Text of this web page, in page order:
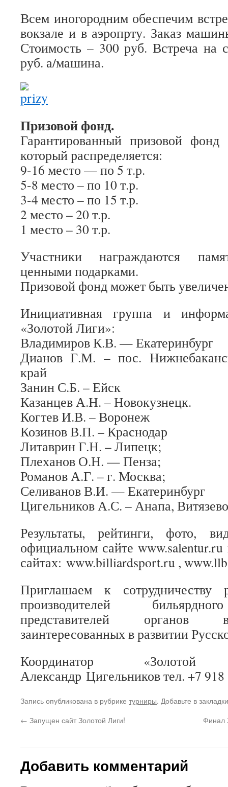
Всем иногородним обеспечим
вокзале и в аэропрту. Заказ
Стоимость – 300 руб. Встреча на
руб. а/машина.
Призовой фонд.
Гарантированный призовой
который распределяется:
9-16 место — по 5 т.р.
5-8 место – по 10 т.р.
3-4 место – по 15 т.р.
2 место – 20 т.р.
1 место – 30 т.р.
Участники награждаются
ценными подарками.
Призовой фонд может быть
Инициативная группа и
«Золотой Лиги»:
Владимиров К.В. — Екатеринбург
Дианов Г.М. – пос.
край
Занин С.Б. – Ейск
Казанцев А.Н. – Новокузнецк.
Когтев И.В. – Воронеж
Козинов В.П. – Краснодар
Литаврин Г.Н. – Липецк;
Плеханов О.Н. — Пенза;
Романов А.Г. – г. Москва;
Селиванов В.И. — Екатеринбург
Цигельников А.С. – Анапа,
Результаты, рейтинги, фото,
официальном сайте
сайтах: www.billiardsport.ru ,
Приглашаем к сотрудничеству
производителей
представителей органов
заинтересованных в развитии
Координатор
Александр Цигельников тел. +7 918
Запись опубликована в рубрике турниры. Добавьте в
← Запущен сайт Золотой Лиги! Финал
Добавить комментарий